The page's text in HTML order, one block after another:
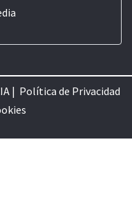
| Política de Privacidad
s